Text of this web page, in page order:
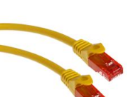
SZUKAJ
Do kasy Kontakt